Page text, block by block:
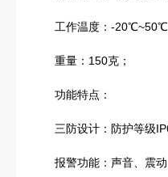
工作温度：-20℃~50℃
重量：150克；
功能特点：
三防设计：防护等级
报警功能：声音、震动